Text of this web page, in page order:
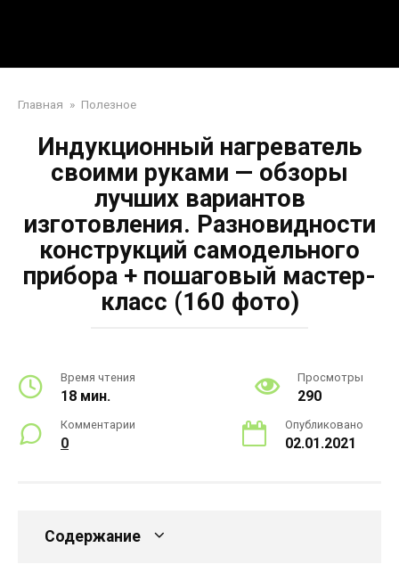
Главная » Полезное
Индукционный нагреватель
своими руками — обзоры
лучших вариантов
изготовления. Разновидности
конструкций самодельного
прибора + пошаговый мастер-
класс (160 фото)
Время чтения
18 мин.
Просмотры
290
Комментарии
0
Опубликовано
02.01.2021
Содержание